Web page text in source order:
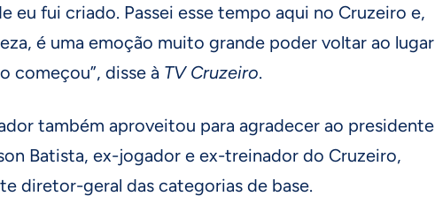
eu fui criado. Passei esse tempo aqui no Cruzeiro e,
é uma emoção muito grande poder voltar ao lugar
começou”, disse à TV Cruzeiro.
também aproveitou para agradecer ao presidente
Batista, ex-jogador e ex-treinador do Cruzeiro,
diretor-geral das categorias de base.